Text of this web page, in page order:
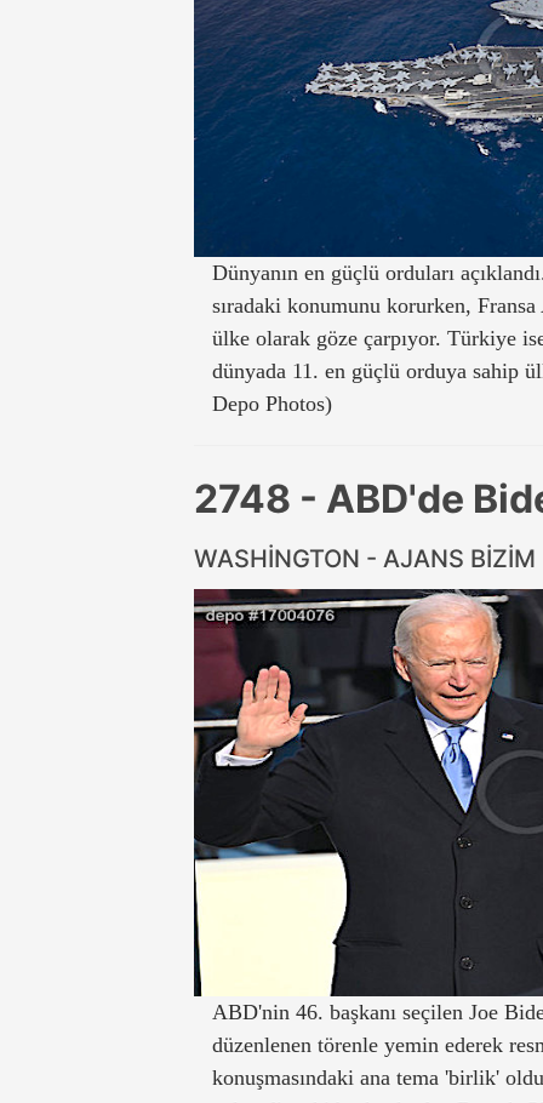
Dünyanın en güçlü orduları
sıradaki konumunu korurken,
ülke olarak göze çarpıyor. Türkiye
dünyada 11. en güçlü orduya sahip
Depo Photos)
2748 - ABD'de
WASHİNGTON - AJANS BİZİM
ABD'nin 46. başkanı seçilen Joe
düzenlenen törenle yemin ederek
konuşmasındaki ana tema 'birlik'